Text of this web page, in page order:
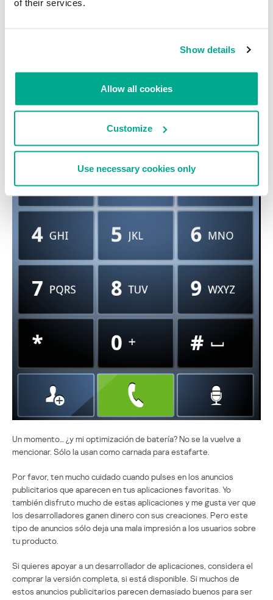
of their services.
Show details
Allow all cookies
Customize
Use necessary cookies only
¡Hasta se ofrecerá a marcar por ti!
Un momento… ¿y mi optimización de batería? No se la vuelve a
mencionar. Sólo la usan como carnada para estafarte.
Por favor, ten mucho cuidado cuando pulses en los anuncios
publicitarios que aparecen en tus aplicaciones favoritas. Yo
también disfruto mucho de estas aplicaciones y me gusta ver que
los desarrolladores ganen dinero con sus creaciones. Pero este
tipo de anuncios sólo deja una mala impresión a los usuarios sobre
tu producto.
Si quieres apoyar a un desarrollador de aplicaciones, considera el
comprar la versión completa, si está disponible. Si muchos de
estos anuncios publicitarios parecen demasiado buenos para ser